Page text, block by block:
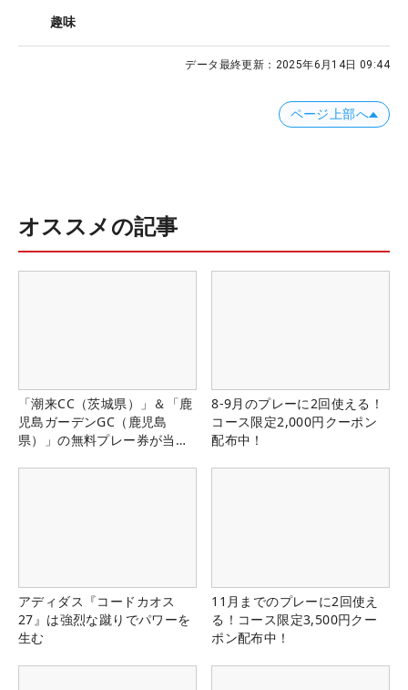
趣味
データ最終更新： 2025年6月14日 09:44
ページ上部へ
オススメの記事
「潮来CC（茨城県）」＆「鹿
児島ガーデンGC（鹿児島
県）」の無料プレー券が当た
8-9月のプレーに2回使える！
コース限定2,000円クーポン
配布中！
アディダス『コードカオス
27』は強烈な蹴りでパワーを
生む
11月までのプレーに2回使え
る！コース限定3,500円クー
ポン配布中！